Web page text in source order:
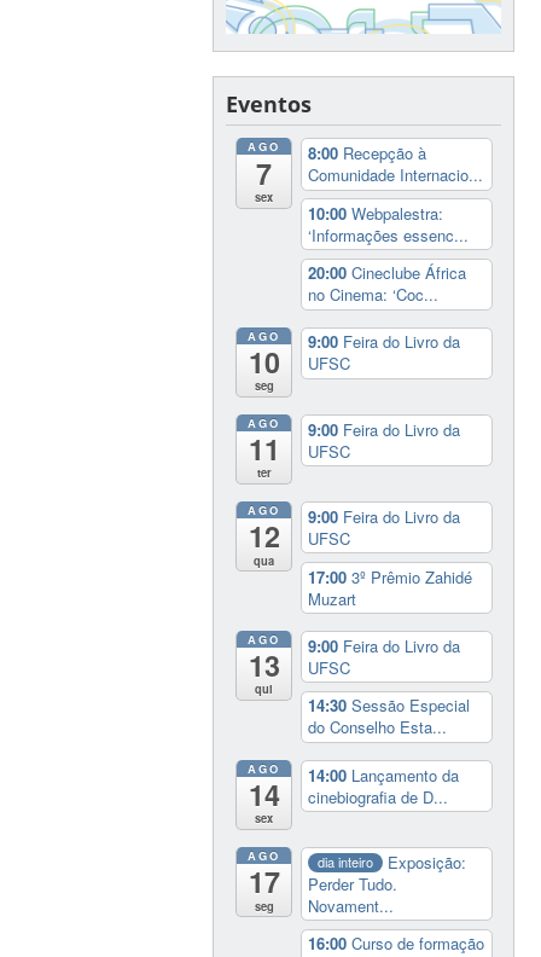
Eventos
AGO
7
sex
8:00 Recepção à
Comunidade Internacio...
10:00Webpalestra:
‘Informações essenc...
20:00Cineclube África
no Cinema: ‘Coc...
AGO
10
seg
9:00 Feira do Livro da
UFSC
AGO
11
ter
9:00 Feira do Livro da
UFSC
AGO
12
qua
9:00 Feira do Livro da
UFSC
17:003º Prêmio Zahidé
Muzart
AGO
13
qui
9:00 Feira do Livro da
UFSC
14:30Sessão Especial
do Conselho Esta...
AGO
14
sex
14:00 Lançamento da
cinebiografia de D...
AGO
17
seg
dia inteiro
Exposição:
Perder Tudo.
Novament...
16:00Curso de formação